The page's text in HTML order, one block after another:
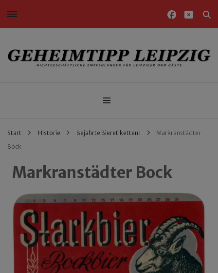
Nichtgeschäftliche Empfehlungen für Leipziger und Gäste
Start Historie Bejahrte Bieretiketten I
Markranstädter
Bock
Markranstädter Bock